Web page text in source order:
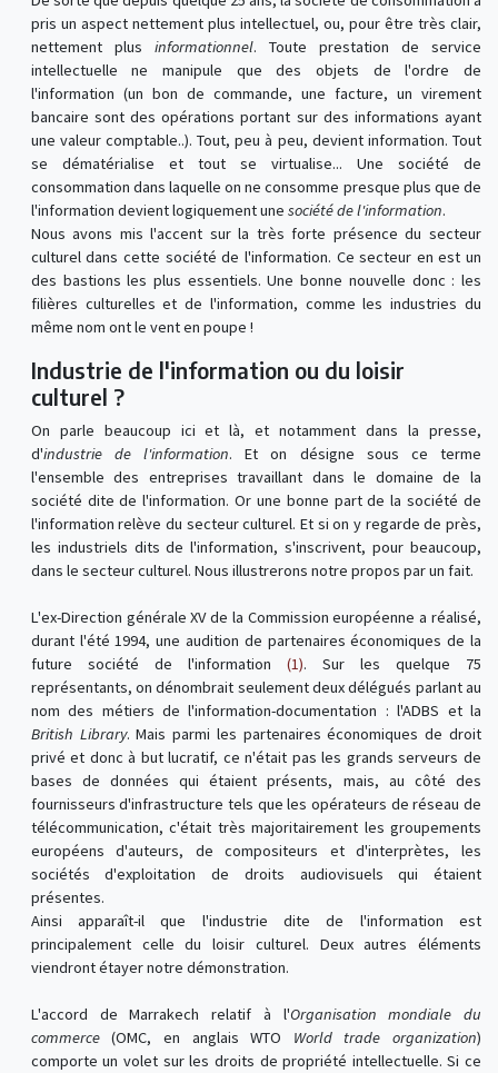
pris un aspect nettement plus intellectuel, ou, pour être très clair,
nettement plus informationnel. Toute prestation de service
intellectuelle ne manipule que des objets de l'ordre de
l'information (un bon de commande, une facture, un virement
bancaire sont des opérations portant sur des informations ayant
une valeur comptable..). Tout, peu à peu, devient information. Tout
se dématérialise et tout se virtualise... Une société de
consommation dans laquelle on ne consomme presque plus que de
l'information devient logiquement une société de l'information.
Nous avons mis l'accent sur la très forte présence du secteur
culturel dans cette société de l'information. Ce secteur en est un
des bastions les plus essentiels. Une bonne nouvelle donc : les
filières culturelles et de l'information, comme les industries du
même nom ont le vent en poupe !
Industrie de l'information ou du loisir
culturel ?
On parle beaucoup ici et là, et notamment dans la presse,
d'industrie de l'information. Et on désigne sous ce terme
l'ensemble des entreprises travaillant dans le domaine de la
société dite de l'information. Or une bonne part de la société de
l'information relève du secteur culturel. Et si on y regarde de près,
les industriels dits de l'information, s'inscrivent, pour beaucoup,
dans le secteur culturel. Nous illustrerons notre propos par un fait.
L'ex-Direction générale XV de la Commission européenne a réalisé,
durant l'été 1994, une audition de partenaires économiques de la
future société de l'information (1). Sur les quelque 75
représentants, on dénombrait seulement deux délégués parlant au
nom des métiers de l'information-documentation : l'ADBS et la
British Library. Mais parmi les partenaires économiques de droit
privé et donc à but lucratif, ce n'était pas les grands serveurs de
bases de données qui étaient présents, mais, au côté des
fournisseurs d'infrastructure tels que les opérateurs de réseau de
télécommunication, c'était très majoritairement les groupements
européens d'auteurs, de compositeurs et d'interprètes, les
sociétés d'exploitation de droits audiovisuels qui étaient
présentes.
Ainsi apparaît-il que l'industrie dite de l'information est
principalement celle du loisir culturel. Deux autres éléments
viendront étayer notre démonstration.
L'accord de Marrakech relatif à l'Organisation mondiale du
commerce(OMC, en anglais WTO World trade organization)
comporte un volet sur les droits de propriété intellectuelle. Si ce